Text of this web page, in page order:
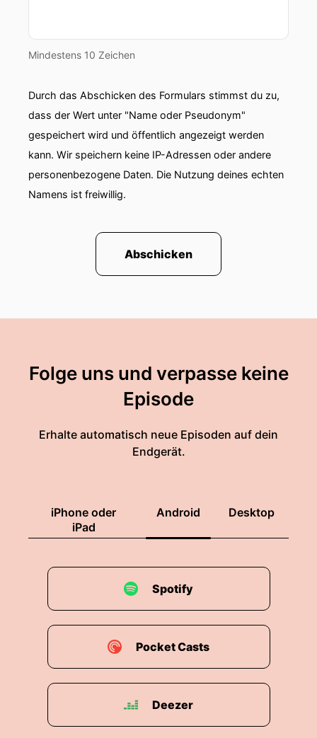
Mindestens 10 Zeichen
Durch das Abschicken des Formulars stimmst du zu,
dass der Wert unter "Name oder Pseudonym"
gespeichert wird und öffentlich angezeigt werden
kann. Wir speichern keine IP-Adressen oder andere
personenbezogene Daten. Die Nutzung deines echten
Namens ist freiwillig.
Abschicken
Folge uns und verpasse keine
Episode
Erhalte automatisch neue Episoden auf dein
Endgerät.
iPhone oder
iPad
Android Desktop
Spotify
Pocket Casts
Deezer